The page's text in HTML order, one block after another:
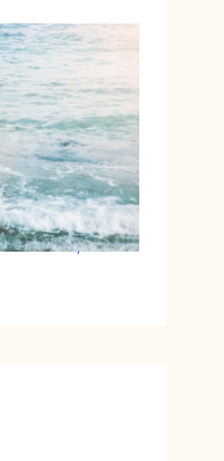
vacanța la